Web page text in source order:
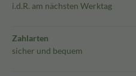
i.d.R. am nächsten Werktag
Zahlarten
sicher und bequem